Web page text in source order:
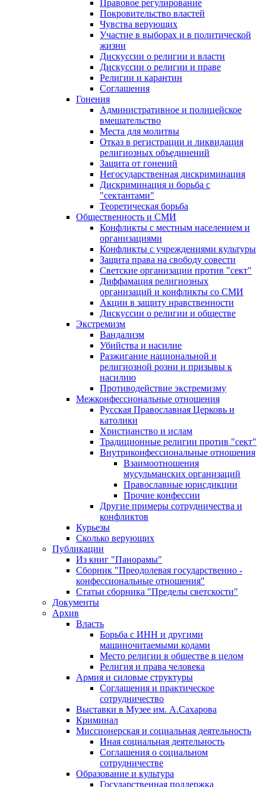
Правовое регулирование
Покровительство властей
Чувства верующих
Участие в выборах и в политической
жизни
Дискуссии о религии и власти
Дискуссии о религии и праве
Религии и карантин
Соглашения
Гонения
Административное и полицейское
вмешательство
Места для молитвы
Отказ в регистрации и ликвидация
религиозных объединений
Защита от гонений
Негосударственная дискриминация
Дискриминация и борьба с
"сектантами"
Теоретическая борьба
Общественность и СМИ
Конфликты с местным населением и
организациями
Конфликты с учреждениями культуры
Защита права на свободу совести
Светские организации против "сект"
Диффамация религиозных
организаций и конфликты со СМИ
Акции в защиту нравственности
Дискуссии о религии и обществе
Экстремизм
Вандализм
Убийства и насилие
Разжигание национальной и
религиозной розни и призывы к
насилию
Противодействие экстремизму
Межконфессиональные отношения
Русская Православная Церковь и
католики
Христианство и ислам
Традиционные религии против "сект"
Внутриконфессиональные отношения
Взаимоотношения
мусульманских организаций
Православные юрисдикции
Прочие конфессии
Другие примеры сотрудничества и
конфликтов
Курьезы
Сколько верующих
Публикации
Из книг "Панорамы"
Сборник "Преодолевая государственно -
конфессиональные отношения"
Статьи сборника "Пределы светскости"
Документы
Архив
Власть
Борьба с ИНН и другими
машиночитаемыми кодами
Место религии в обществе в целом
Религия и права человека
Армия и силовые структуры
Соглашения и практическое
сотрудничество
Выставки в Музее им. А.Сахарова
Криминал
Миссионерская и социальная деятельность
Иная социальная деятельность
Соглашения о социальном
сотрудничестве
Образование и культура
Государственная поддержка